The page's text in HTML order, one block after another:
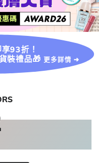
93折！
裝禮品🎁 更多詳情 ➜